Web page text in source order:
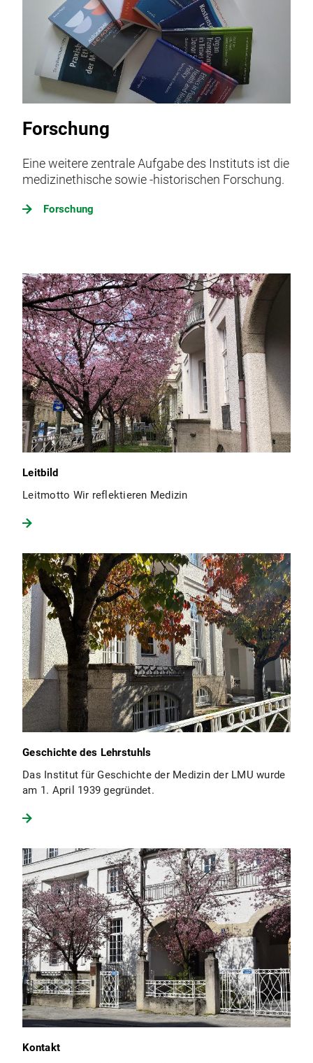
Forschung
Eine weitere zentrale Aufgabe des Instituts ist die
medizinethische sowie -historischen Forschung.
Forschung
Leitbild
Leitmotto Wir reflektieren Medizin
Geschichte des Lehrstuhls
Das Institut für Geschichte der Medizin der LMU wurde
am 1. April 1939 gegründet.
Kontakt